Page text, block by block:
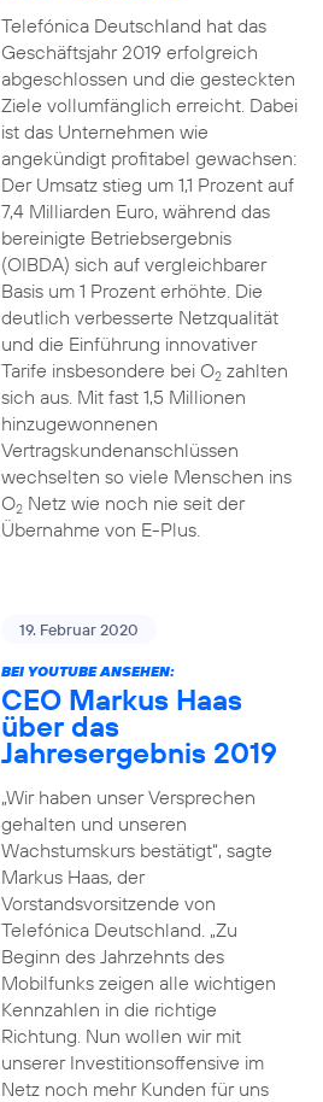
Telefónica Deutschland hat das
Geschäftsjahr 2019 erfolgreich
abgeschlossen und die gesteckten
Ziele vollumfänglich erreicht. Dabei
ist das Unternehmen wie
angekündigt profitabel gewachsen:
Der Umsatz stieg um 1,1 Prozent auf
7,4 Milliarden Euro, während das
bereinigte Betriebsergebnis
(OIBDA) sich auf vergleichbarer
Basis um 1 Prozent erhöhte. Die
deutlich verbesserte Netzqualität
und die Einführung innovativer
Tarife insbesondere bei O2zahlten
sich aus. Mit fast 1,5 Millionen
hinzugewonnenen
Vertragskundenanschlüssen
wechselten so viele Menschen ins
O2Netz wie noch nie seit der
Übernahme von E-Plus.
19. Februar 2020
BEI YOUTUBE ANSEHEN:
CEO Markus Haas
über das
Jahresergebnis 2019
„Wir haben unser Versprechen
gehalten und unseren
Wachstumskurs bestätigt“, sagte
Markus Haas, der
Vorstandsvorsitzende von
Telefónica Deutschland. „Zu
Beginn des Jahrzehnts des
Mobilfunks zeigen alle wichtigen
Kennzahlen in die richtige
Richtung. Nun wollen wir mit
unserer Investitionsoffensive im
Netz noch mehr Kunden für uns